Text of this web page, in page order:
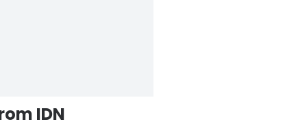
IDN